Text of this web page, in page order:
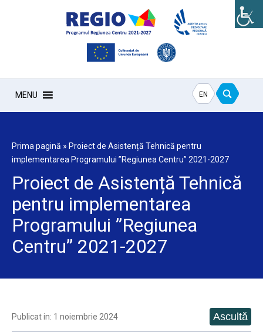
MENU EN
Prima pagină » Proiect de Asistență Tehnică pentru
implementarea Programului ”Regiunea Centru” 2021-2027
Proiect de Asistență Tehnică
pentru implementarea
Programului ”Regiunea
Centru” 2021-2027
Publicat in: 1 noiembrie 2024